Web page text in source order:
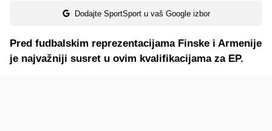
Dodajte SportSport u vaš Google izbor
Pred fudbalskim reprezentacijama Finske i Armenije
je najvažniji susret u ovim kvalifikacijama za EP.